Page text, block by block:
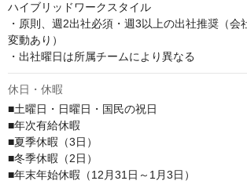
ハイブリッドワークスタイル
・原則、週2出社必須・週3以上の出社推奨（会
変動あり）
・出社曜日は所属チームにより異なる
休日・休暇
■土曜日・日曜日・国民の祝日
■年次有給休暇
■夏季休暇（3日）
■冬季休暇（2日）
■年末年始休暇（12月31日～1月3日）